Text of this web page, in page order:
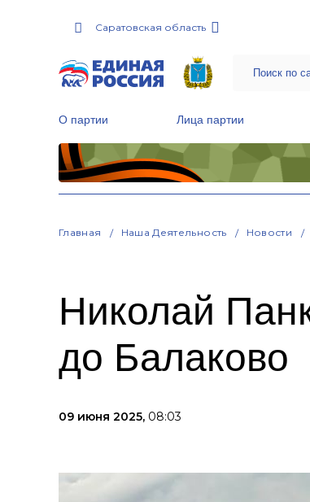
Саратовская область
О партии Лица партии
Главная Наша Деятельность Новости
Николай
до Балаково
09 июня 2025, 08:03